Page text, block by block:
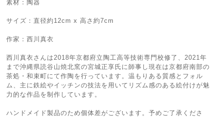
素材：陶器
サイズ：直径約12cm x 高さ約7cm
作家：西川真衣
西川真衣さんは2018年京都府立陶工高等技術専門校修了、2021年
まで沖縄県読谷山焼北窯の宮城正享氏に師事し現在は京都府南部の
茶処・和束町にて作陶を行っています。温もりある質感とフォル
ム、主に鉄絵やイッチンの技法を用いてリズム感のある絵付けが魅
力的な作品を制作しています。
ハンドメイド製品のため個体差がございます。予めご了承くださ